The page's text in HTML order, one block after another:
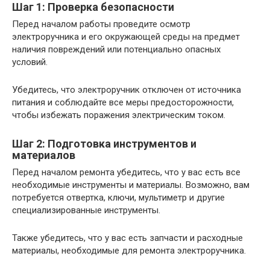
Шаг 1: Проверка безопасности
Перед началом работы проведите осмотр
электроручника и его окружающей среды на предмет
наличия повреждений или потенциально опасных
условий.
Убедитесь, что электроручник отключен от источника
питания и соблюдайте все меры предосторожности,
чтобы избежать поражения электрическим током.
Шаг 2: Подготовка инструментов и
материалов
Перед началом ремонта убедитесь, что у вас есть все
необходимые инструменты и материалы. Возможно, вам
потребуется отвертка, ключи, мультиметр и другие
специализированные инструменты.
Также убедитесь, что у вас есть запчасти и расходные
материалы, необходимые для ремонта электроручника.